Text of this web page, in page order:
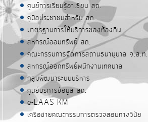
ศูนย์การเรียนรู้อาเซียน สถ.
คู่มือประชาชนสำหรับ สถ.
มาตรฐานการให้บริการของท้องถิ่น
สหกรณ์ออมทรัพย์ สถ.
คณะกรรมการจัดการสถานธนานุบาล จ.ส.ท.
สหกรณ์ออกทรัพย์พนักงานเทศบาล
กลุ่มพัฒนาระบบบริหาร
ศูนย์บริการข้อมูล สถ.
e-LAAS KM
เครือข่ายคณะกรรมการตรวจสอบทางวินัย